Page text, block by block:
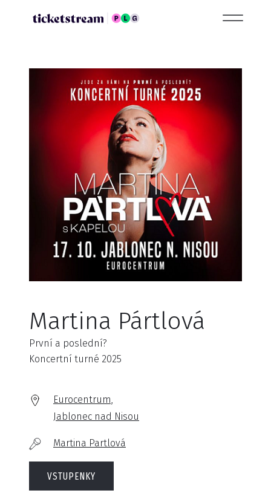
Martina Pártlová
První a poslední?
Koncertní turné 2025
Eurocentrum,
Jablonec nad Nisou
Martina Partlová
VSTUPENKY